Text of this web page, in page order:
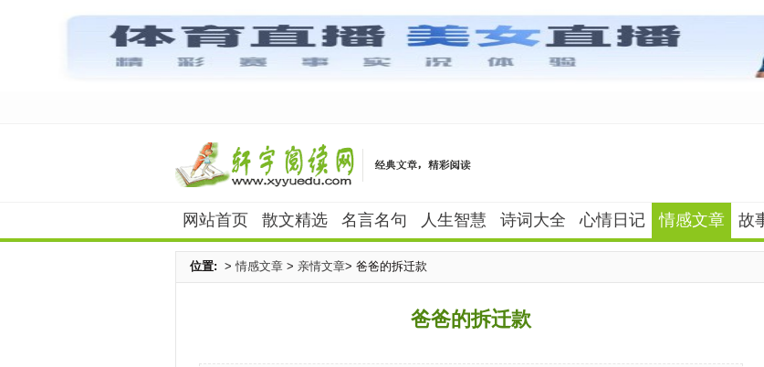
网站首页 散文精选 名言名句 人生智慧 诗词大全 心情日记 情感文章 故
位置: >情感文章 > 亲情文章> 爸爸的拆迁款
爸爸的拆迁款